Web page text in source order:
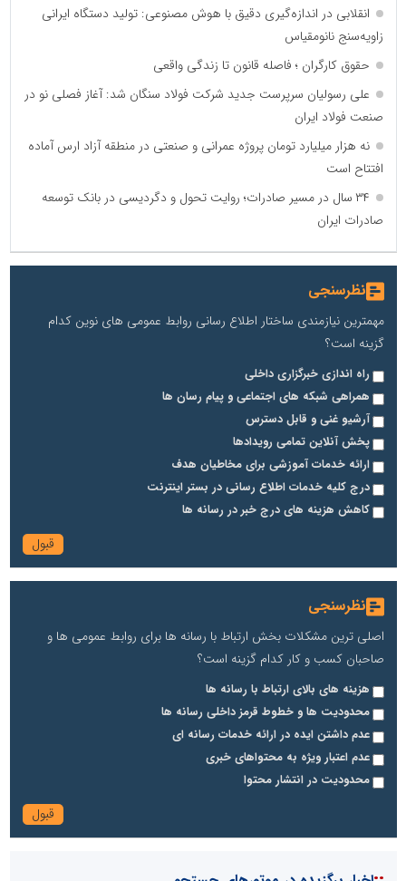
انقلابی در اندازه‌گیری دقیق با هوش مصنوعی: تولید دستگاه ایرانی
زاویه‌سنج نانومقیاس
حقوق کارگران ؛ فاصله قانون تا زندگی واقعی
علی رسولیان سرپرست جدید شرکت فولاد سنگان شد: آغاز فصلی نو در
صنعت فولاد ایران
نه هزار میلیارد تومان پروژه عمرانی و صنعتی در منطقه آزاد ارس آماده
افتتاح است
۳۴ سال در مسیر صادرات؛ روایت تحول و دگردیسی در بانک توسعه
صادرات ایران
نظرسنجی
مهمترین نیازمندی ساختار اطلاع رسانی روابط عمومی های نوین کدام
گزینه است؟
راه اندازی خبرگزاری داخلی
همراهی شبکه های اجتماعی و پیام رسان ها
آرشیو غنی و قابل دسترس
پخش آنلاین تمامی رویدادها
ارائه خدمات آموزشی برای مخاطیان هدف
درج کلیه خدمات اطلاع رسانی در بستر اینترنت
کاهش هزینه های درج خبر در رسانه ها
نظرسنجی
اصلی ترین مشکلات بخش ارتباط با رسانه ها برای روابط عمومی ها و
صاحبان کسب و کار کدام گزینه است؟
هزینه های بالای ارتباط با رسانه ها
محدودیت ها و خطوط قرمز داخلی رسانه ها
عدم داشتن ایده در ارائه خدمات رسانه ای
عدم اعتبار ویژه به محتواهای خبری
محدودیت در انتشار محتوا